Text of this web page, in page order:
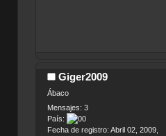
Giger2009
Ábaco
Mensajes: 3
País:
Fecha de registro: Abril 02, 2009,